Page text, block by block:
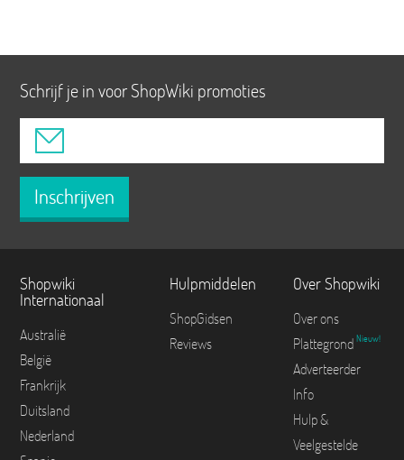
Schrijf je in voor ShopWiki promoties
Inschrijven
Shopwiki
Internationaal
Australië
België
Frankrijk
Duitsland
Nederland
Hulpmiddelen
ShopGidsen
Reviews
Over Shopwiki
Over ons
Plattegrond Nieuw!
Adverteerder
Info
Hulp &
Veelgestelde